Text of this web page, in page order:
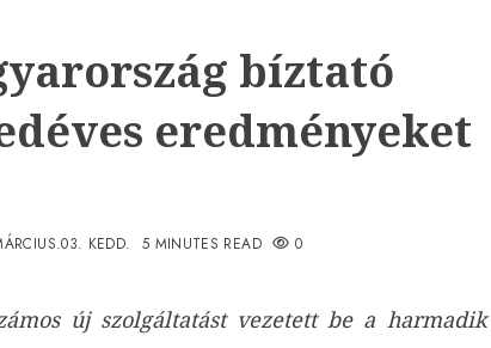
bíztató
eredményeket
KEDD. 5 MINUTES READ 0
új szolgáltatást vezetett be a harmadik